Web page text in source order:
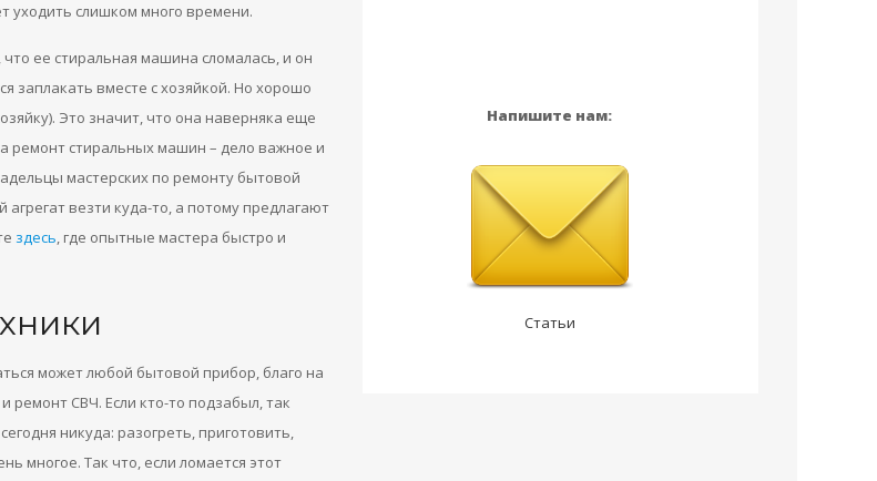
уходить слишком много времени.
ее стиральная машина сломалась, и он
заплакать вместе с хозяйкой. Но хорошо
Это значит, что она наверняка еще
ремонт стиральных машин – дело важное и
мастерских по ремонту бытовой
везти куда-то, а потому предлагают
здесь, где опытные мастера быстро и
может любой бытовой прибор, благо на
ремонт СВЧ. Если кто-то подзабыл, так
никуда: разогреть, приготовить,
многое. Так что, если ломается этот
Напишите нам:
Статьи